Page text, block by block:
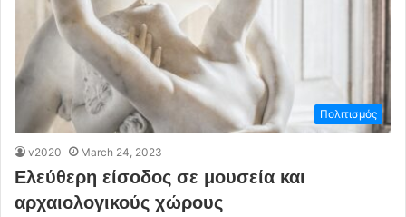
Πολιτισμός
v2020 March 24, 2023
Ελεύθερη είσοδος σε μουσεία και
αρχαιολογικούς χώρους